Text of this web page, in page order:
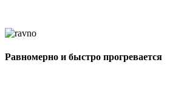
Равномерно и быстро прогревается